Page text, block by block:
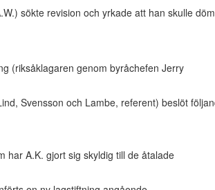
sökte revision och yrkade att han skulle
(riksåklagaren genom byråchefen Jerry
Svensson och Lambe, referent) beslöt
har A.K. gjort sig skyldig till de åtalade